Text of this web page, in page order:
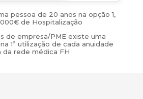
pessoa de 20 anos na opção 1,
de Hospitalização
de empresa/PME existe uma
1ª utilização de cada anuidade
da rede médica FH